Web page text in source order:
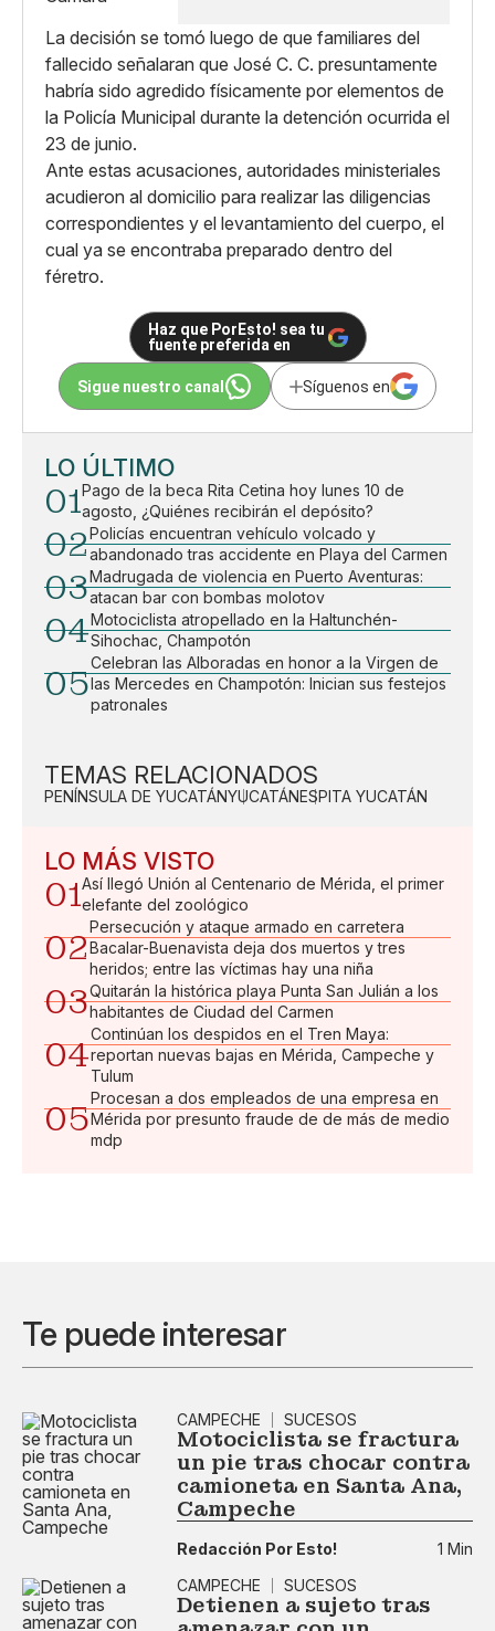
La decisión se tomó luego de que familiares del
fallecido señalaran que José C. C. presuntamente
habría sido agredido físicamente por elementos de
la Policía Municipal durante la detención ocurrida el
23 de junio.
Ante estas acusaciones, autoridades ministeriales
acudieron al domicilio para realizar las diligencias
correspondientes y el levantamiento del cuerpo, el
cual ya se encontraba preparado dentro del
féretro.
Haz que PorEsto! sea tu
fuente preferida en
Sigue nuestro canal Síguenos en
LO ÚLTIMO
01Pago de la beca Rita Cetina hoy lunes 10 de
agosto, ¿Quiénes recibirán el depósito?
02Policías encuentran vehículo volcado y
abandonado tras accidente en Playa del Carmen
03Madrugada de violencia en Puerto Aventuras:
atacan bar con bombas molotov
04Motociclista atropellado en la Haltunchén-
Sihochac, Champotón
05
Celebran las Alboradas en honor a la Virgen de
las Mercedes en Champotón: Inician sus festejos
patronales
TEMAS RELACIONADOS
PENÍNSULA DE YUCATÁNYUCATÁNESPITA YUCATÁN
LO MÁS VISTO
01Así llegó Unión al Centenario de Mérida, el primer
elefante del zoológico
02
Persecución y ataque armado en carretera
Bacalar-Buenavista deja dos muertos y tres
heridos; entre las víctimas hay una niña
03Quitarán la histórica playa Punta San Julián a los
habitantes de Ciudad del Carmen
04
Continúan los despidos en el Tren Maya:
reportan nuevas bajas en Mérida, Campeche y
Tulum
05
Procesan a dos empleados de una empresa en
Mérida por presunto fraude de de más de medio
mdp
Te puede interesar
CAMPECHE SUCESOS
Motociclista se fractura
un pie tras chocar contra
camioneta en Santa Ana,
Campeche
Redacción Por Esto!
1 Min
CAMPECHE
SUCESOS
Detienen a sujeto tras